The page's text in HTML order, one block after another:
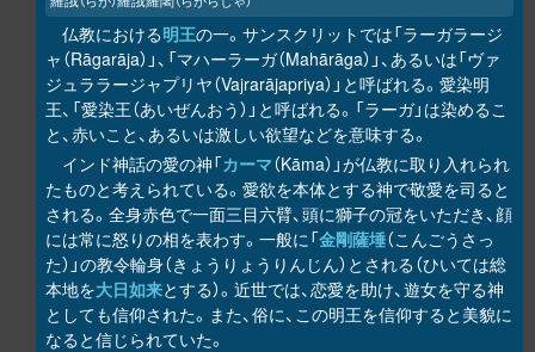
仏教における明王の一。サンスクリットでは「ラーガラージ
ャ（Rāgarāja）」、「マハーラーガ（Mahārāga）」、あるいは「ヴァ
ジュララージャプリヤ（Vajrarājapriya）」と呼ばれる。愛染明
王、「愛染王（あいぜんおう）」と呼ばれる。「ラーガ」は染めるこ
と、赤いこと、あるいは激しい欲望などを意味する。
インド神話の愛の神「カーマ（Kāma）」が仏教に取り入れられ
たものと考えられている。愛欲を本体とする神で敬愛を司ると
される。全身赤色で一面三目六臂、頭に獅子の冠をいただき、顔
には常に怒りの相を表わす。一般に「金剛薩埵（こんごうさっ
た）」の教令輪身（きょうりょうりんじん）とされる（ひいては総
本地を大日如来とする）。近世では、恋愛を助け、遊女を守る神
としても信仰された。また、俗に、この明王を信仰すると美貌に
なると信じられていた。